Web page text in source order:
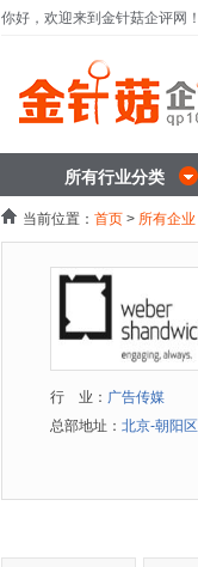
你好，欢迎来到金针菇企评网！
所有行业分类
当前位置： 首页 > 所有企业
行 业： 广告传媒
总部地址： 北京-朝阳区